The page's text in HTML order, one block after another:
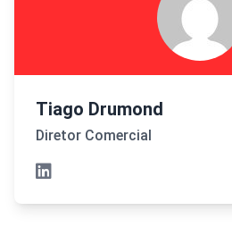
Tiago Drumond
Diretor Comercial